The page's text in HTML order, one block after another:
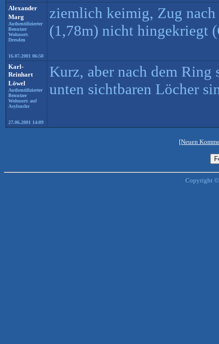
Alexander
Marg
Authentifizierter
Benutzer
Wohnort:
Dresden
16.07.2001 06:50
ziemlich keimig, Zug
(1,78m) nicht hingekriegt
Karl-
Reinhart
Löwel
Authentifizierter
Benutzer
Wohnort: auf
Asylsuche
27.06.2001 14:09
Kurz, aber nach dem
unten sichtbaren Löcher
[Neuen
Copyright ©